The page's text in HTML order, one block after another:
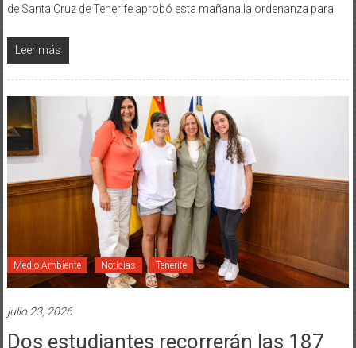
de Santa Cruz de Tenerife aprobó esta mañana la ordenanza para
Leer más
Medio Ambiente Noticias Tenerife
julio 23, 2026
Dos estudiantes recorrerán las 187